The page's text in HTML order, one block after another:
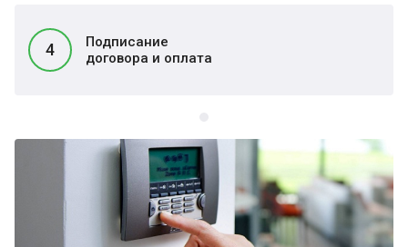
4
Подписание
договора и оплата